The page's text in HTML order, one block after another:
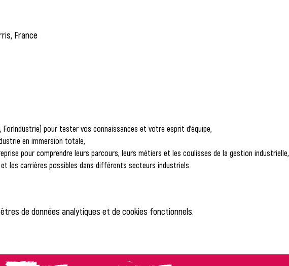
France
pour tester vos connaissances et votre esprit d’équipe,
en immersion totale,
pour comprendre leurs parcours, leurs métiers et les coulisses de la gestion industrielle,
les carrières possibles dans différents secteurs industriels.
de données analytiques et de cookies fonctionnels.